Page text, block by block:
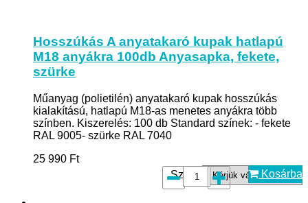
Hosszúkás A anyatakaró kupak hatlapú
M18 anyákra 100db Anyasapka, fekete,
szürke
Műanyag (polietilén) anyatakaró kupak hosszúkás
kialakítású, hatlapú M18-as menetes anyákra több
színben. Kiszerelés: 100 db Standard színek: - fekete
RAL 9005- szürke RAL 7040
25 990 Ft
Szín*:
Kosárba